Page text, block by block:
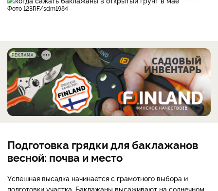
фото 123RF/sdm1984
РЕКЛАМА
Подготовка грядки для баклажанов
весной: почва и место
Успешная высадка начинается с грамотного выбора и
подготовки участка. Баклажаны высаживают на солнечном